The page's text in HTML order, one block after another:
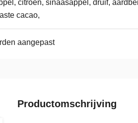
citroen, sinaasappel, druif,
cacao,
aangepast
Productomschrijving